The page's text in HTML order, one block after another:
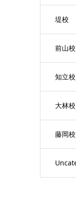
堤校
前山校
知立校
大林校
藤岡校